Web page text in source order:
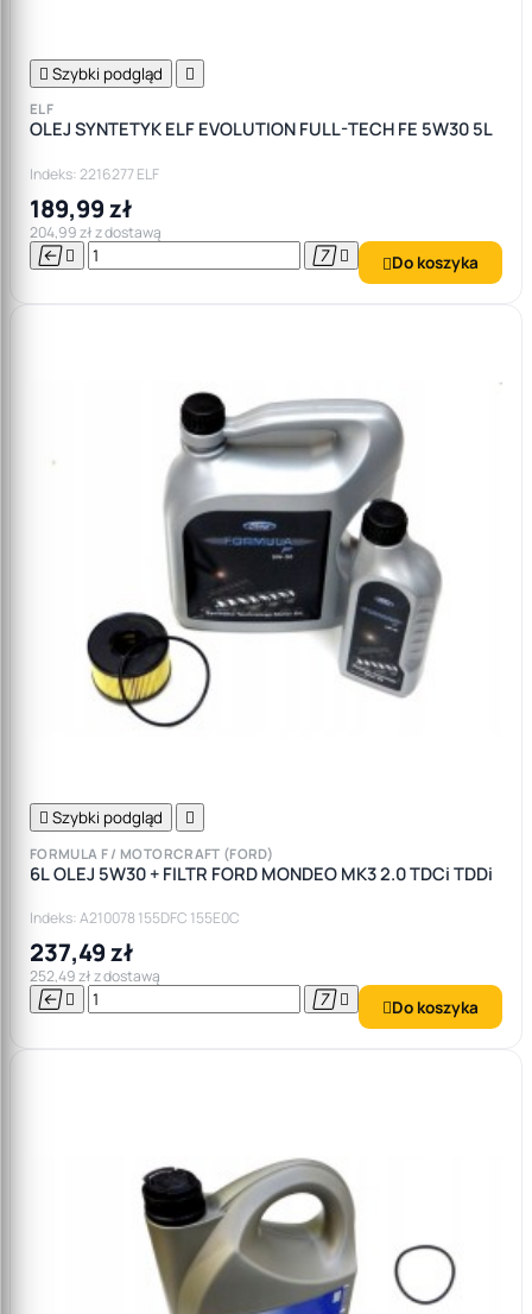
 Szybki podgląd 
ELF
OLEJ SYNTETYK ELF EVOLUTION FULL-TECH FE 5W30 5L
Indeks: 2216277 ELF
189,99 zł
204,99 zł z dostawą
    Do koszyka
 Szybki podgląd 
FORMULA F / MOTORCRAFT (FORD)
6L OLEJ 5W30 + FILTR FORD MONDEO MK3 2.0 TDCi TDDi
Indeks: A210078 155DFC 155E0C
237,49 zł
252,49 zł z dostawą
    Do koszyka